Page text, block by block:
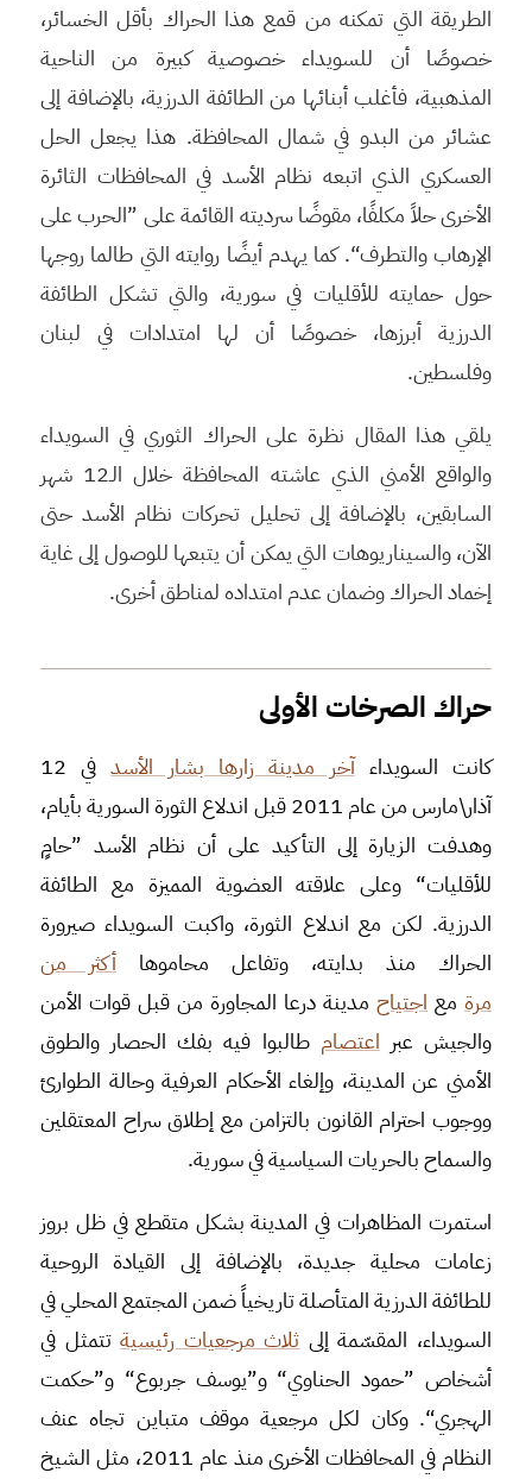
الطريقة التي تمكنه من قمع هذا الحراك بأقل الخسائر،
خصوصًا أن للسويداء خصوصية كبيرة من الناحية
المذهبية، فأغلب أبنائها من الطائفة الدرزية، بالإضافة إلى
عشائر من البدو في شمال المحافظة. هذا يجعل الحل
العسكري الذي اتبعه نظام الأسد في المحافظات الثائرة
الأخرى حلاً مكلفًا، مقوضًا سرديته القائمة على ”الحرب على
الإرهاب والتطرف“. كما يهدم أيضًا روايته التي طالما روجها
حول حمايته للأقليات في سورية، والتي تشكل الطائفة
الدرزية أبرزها، خصوصًا أن لها امتدادات في لبنان
وفلسطين.
يلقي هذا المقال نظرة على الحراك الثوري في السويداء
والواقع الأمني الذي عاشته المحافظة خلال الـ12 شهر
السابقين، بالإضافة إلى تحليل تحركات نظام الأسد حتى
الآن، والسيناريوهات التي يمكن أن يتبعها للوصول إلى غاية
إخماد الحراك وضمان عدم امتداده لمناطق أخرى.
حراك الصرخات الأولى
كانت السويداء آخر مدينة زارها بشار الأسد
في 12
آذار\مارس من عام 2011 قبل اندلاع الثورة السورية بأيام،
وهدفت الزيارة إلى التأكيد على أن نظام الأسد ”حامٍ
للأقليات“ وعلى علاقته العضوية المميزة مع الطائفة
الدرزية. لكن مع اندلاع الثورة، واكبت السويداء صيرورة
الحراك منذ بدايته، وتفاعل محاموها
أكثر من
مرة مع اجتياح مدينة درعا المجاورة من قبل قوات الأمن
والجيش عبر اعتصام طالبوا فيه بفك الحصار والطوق
الأمني عن المدينة، وإلغاء الأحكام العرفية وحالة الطوارئ
ووجوب احترام القانون بالتزامن مع إطلاق سراح المعتقلين
والسماح بالحريات السياسية في سورية.
استمرت المظاهرات في المدينة بشكل متقطع في ظل بروز
زعامات محلية جديدة، بالإضافة إلى القيادة الروحية
للطائفة الدرزية المتأصلة تاريخياً ضمن المجتمع المحلي في
السويداء، المقسّمة إلى ثلاث مرجعيات رئيسية تتمثل في
أشخاص ”حمود الحناوي“ و”يوسف جربوع“ و”حكمت
الهجري“. وكان لكل مرجعية موقف متباين تجاه عنف
النظام في المحافظات الأخرى منذ عام 2011، مثل الشيخ